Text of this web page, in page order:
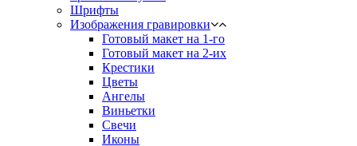
Шрифты
Изображения гравировки
Готовый макет на 1-го
Готовый макет на 2-их
Крестики
Цветы
Ангелы
Виньетки
Свечи
Иконы